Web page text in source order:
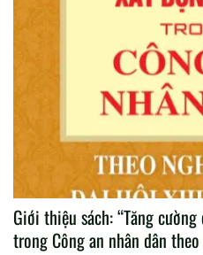
Giới thiệu sách: “Tăng
trong Công an nhân dân